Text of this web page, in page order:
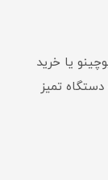
یا خرید
تمیز